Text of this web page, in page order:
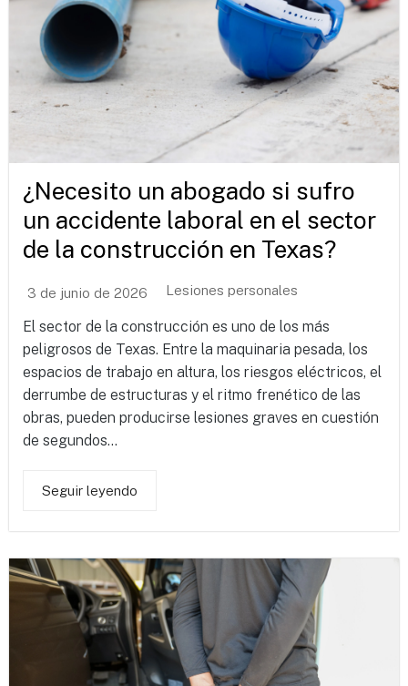
¿Necesito un abogado si sufro
un accidente laboral en el sector
de la construcción en Texas?
3 de junio de 2026 Lesiones personales
El sector de la construcción es uno de los más
peligrosos de Texas. Entre la maquinaria pesada, los
espacios de trabajo en altura, los riesgos eléctricos, el
derrumbe de estructuras y el ritmo frenético de las
obras, pueden producirse lesiones graves en cuestión
de segundos...
Seguir leyendo